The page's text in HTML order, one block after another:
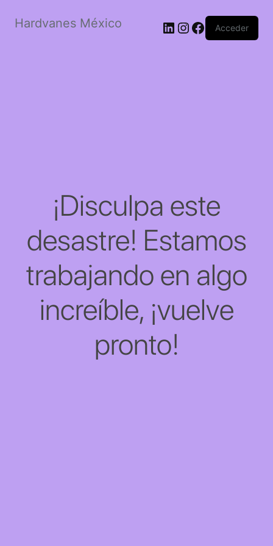
Hardvanes México LinkedIn
Instagram
Facebook
Acceder
¡Disculpa este
desastre! Estamos
trabajando en algo
increíble, ¡vuelve
pronto!